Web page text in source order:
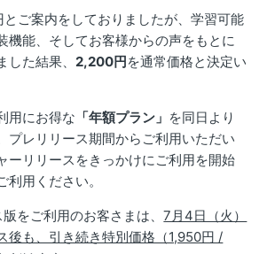
ご案内をしておりましたが、学習可能
機能、そしてお客様からの声をもとに
した結果、2,200円を通常価格と決定い
用にお得な 「年額プラン」 を同日より
プレリリース期間からご利用いただい
ーリリースをきっかけにご利用を開始
利用ください。
をご利用のお客さまは、7月4日（火）
後も、引き続き特別価格（1,950円 /